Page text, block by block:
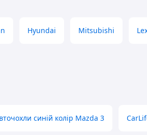
Hyundai Mitsubishi
синій колір Mazda 3